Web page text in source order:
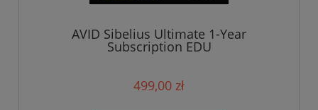
AVID Sibelius Ultimate 1-Year
Subscription EDU
499,00 zł